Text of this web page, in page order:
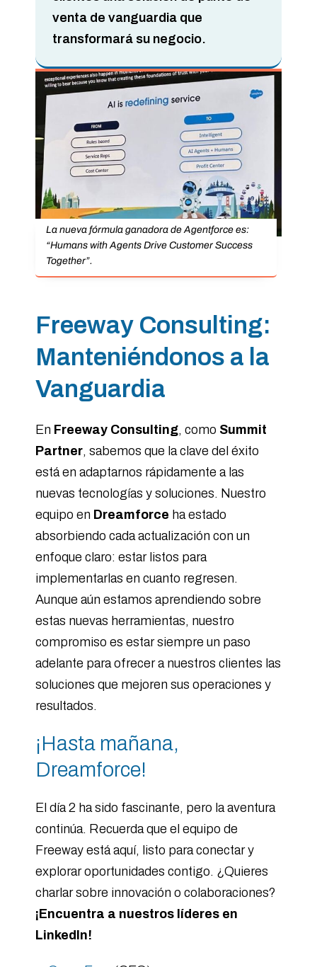
venta de vanguardia que
transformará su negocio.
La nueva fórmula ganadora de Agentforce es:
“Humans with Agents Drive Customer Success
Together”.
Freeway Consulting:
Manteniéndonos a la
Vanguardia
En Freeway Consulting, como Summit
Partner, sabemos que la clave del éxito
está en adaptarnos rápidamente a las
nuevas tecnologías y soluciones. Nuestro
equipo en Dreamforce ha estado
absorbiendo cada actualización con un
enfoque claro: estar listos para
implementarlas en cuanto regresen.
Aunque aún estamos aprendiendo sobre
estas nuevas herramientas, nuestro
compromiso es estar siempre un paso
adelante para ofrecer a nuestros clientes las
soluciones que mejoren sus operaciones y
resultados.
¡Hasta mañana,
Dreamforce!
El día 2 ha sido fascinante, pero la aventura
continúa. Recuerda que el equipo de
Freeway está aquí, listo para conectar y
explorar oportunidades contigo. ¿Quieres
charlar sobre innovación o colaboraciones?
¡Encuentra a nuestros líderes en
LinkedIn!